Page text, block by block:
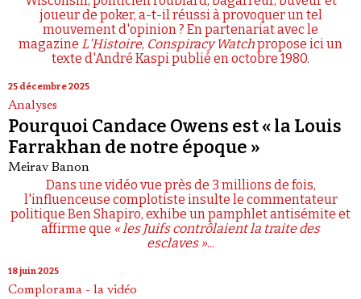
joueur de poker, a-t-il réussi à provoquer un tel
mouvement d'opinion ? En partenariat avec le
magazine L'Histoire, Conspiracy Watchpropose ici un
texte d'André Kaspi publié en octobre 1980.
25 décembre 2025
Analyses
Pourquoi Candace Owens est « la Louis
Farrakhan de notre époque »
Meirav Banon
Dans une vidéo vue près de 3 millions de fois,
l'influenceuse complotiste insulte le commentateur
politique Ben Shapiro, exhibe un pamphlet antisémite et
affirme que « les Juifs contrôlaient la traite des
esclaves »...
18 juin 2025
Complorama - la vidéo